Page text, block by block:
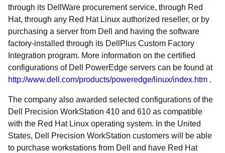
through its DellWare procurement service, through Red
Hat, through any Red Hat Linux authorized reseller, or by
purchasing a server from Dell and having the software
factory-installed through its DellPlus Custom Factory
Integration program. More information on the certified
configurations of Dell PowerEdge servers can be found at
http://www.dell.com/products/poweredge/linux/index.htm .
The company also awarded selected configurations of the
Dell Precision WorkStation 410 and 610 as compatible
with the Red Hat Linux operating system. In the United
States, Dell Precision WorkStation customers will be able
to purchase workstations from Dell and have Red Hat